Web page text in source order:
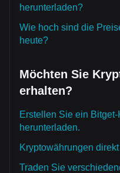
herunterladen?
Wie hoch sind die
heute?
Möchten Sie
erhalten?
Erstellen Sie ein Bitget-
herunterladen.
Kryptowährungen
Traden Sie